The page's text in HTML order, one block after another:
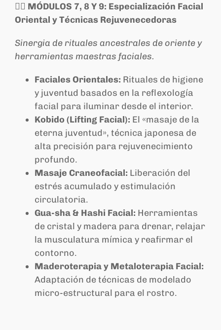
💆‍♀️ MÓDULOS 7, 8 Y 9: Especialización Facial
Oriental y Técnicas Rejuvenecedoras
Sinergia de rituales ancestrales de oriente y
herramientas maestras faciales.
Faciales Orientales: Rituales de higiene
y juventud basados en la reflexología
facial para iluminar desde el interior.
Kobido (Lifting Facial): El «masaje de la
eterna juventud», técnica japonesa de
alta precisión para rejuvenecimiento
profundo.
Masaje Craneofacial: Liberación del
estrés acumulado y estimulación
circulatoria.
Gua-sha & Hashi Facial: Herramientas
de cristal y madera para drenar, relajar
la musculatura mímica y reafirmar el
contorno.
Maderoterapia y Metaloterapia Facial:
Adaptación de técnicas de modelado
micro-estructural para el rostro.